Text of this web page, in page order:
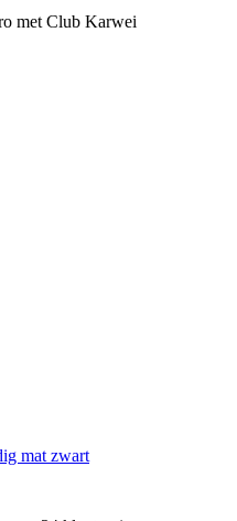
met Club Karwei
mat zwart